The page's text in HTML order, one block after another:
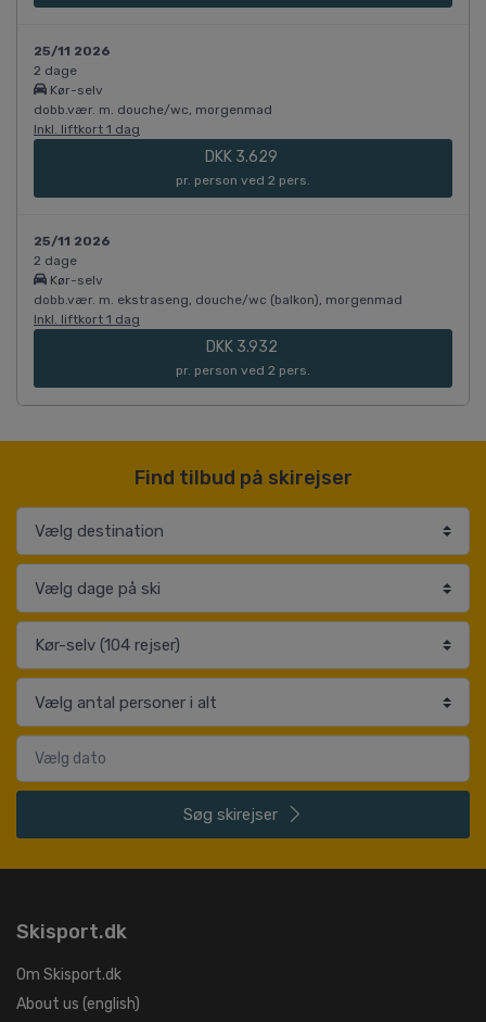
25/11 2026
2 dage
Kør-selv
dobb.vær. m. douche/wc, morgenmad
Inkl. liftkort 1 dag
DKK 3.629
pr. person ved 2 pers.
25/11 2026
2 dage
Kør-selv
dobb.vær. m. ekstraseng, douche/wc (balkon), morgenmad
Inkl. liftkort 1 dag
DKK 3.932
pr. person ved 2 pers.
Find tilbud på skirejser
Søg skirejser
Skisport.dk
Om Skisport.dk
About us (english)